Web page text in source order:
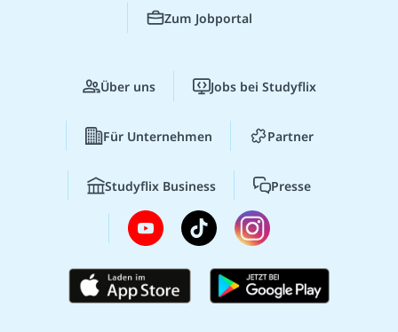
Zum Jobportal
Über uns Jobs bei Studyflix
Für Unternehmen Partner
Studyflix Business Presse